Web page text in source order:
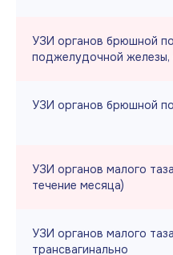
УЗИ органов брюшной
поджелудочной железы,
УЗИ органов брюшной
УЗИ органов малого
течение месяца)
УЗИ органов малого
трансвагинально